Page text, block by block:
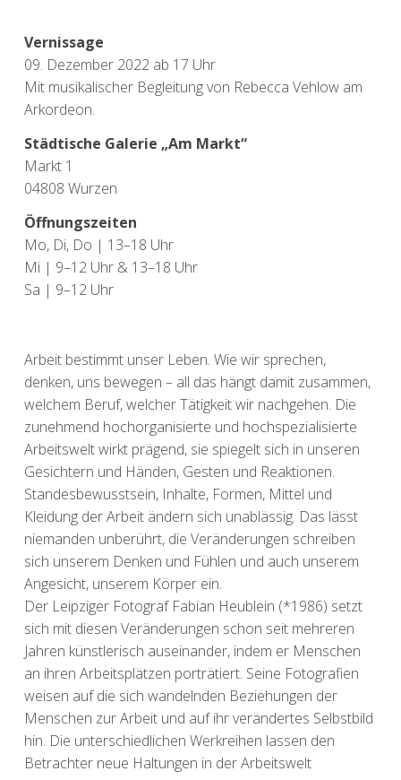
Vernissage
09. Dezember 2022 ab 17 Uhr
Mit musikalischer Begleitung von Rebecca Vehlow am
Arkordeon.
Städtische Galerie „Am Markt“
Markt 1
04808 Wurzen
Öffnungszeiten
Mo, Di, Do | 13–18 Uhr
Mi | 9–12 Uhr & 13–18 Uhr
Sa | 9–12 Uhr
Arbeit bestimmt unser Leben. Wie wir sprechen,
denken, uns bewegen – all das hängt damit zusammen,
welchem Beruf, welcher Tätigkeit wir nachgehen. Die
zunehmend hochorganisierte und hochspezialisierte
Arbeitswelt wirkt prägend, sie spiegelt sich in unseren
Gesichtern und Händen, Gesten und Reaktionen.
Standesbewusstsein, Inhalte, Formen, Mittel und
Kleidung der Arbeit ändern sich unablässig. Das lässt
niemanden unberührt, die Veränderungen schreiben
sich unserem Denken und Fühlen und auch unserem
Angesicht, unserem Körper ein.
Der Leipziger Fotograf Fabian Heublein (*1986) setzt
sich mit diesen Veränderungen schon seit mehreren
Jahren künstlerisch auseinander, indem er Menschen
an ihren Arbeitsplätzen porträtiert. Seine Fotografien
weisen auf die sich wandelnden Beziehungen der
Menschen zur Arbeit und auf ihr verändertes Selbstbild
hin. Die unterschiedlichen Werkreihen lassen den
Betrachter neue Haltungen in der Arbeitswelt